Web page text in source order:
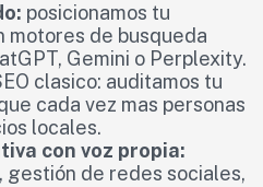
posicionamos tu
motores de busqueda
Gemini o Perplexity.
clasico: auditamos tu
cada vez mas personas
locales.
con voz propia:
gestión de redes sociales,